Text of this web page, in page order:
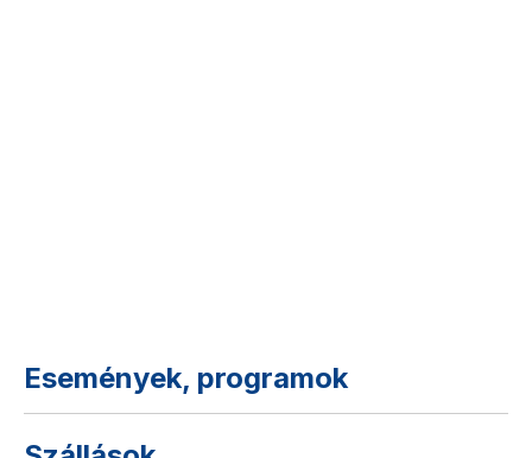
Események, programok